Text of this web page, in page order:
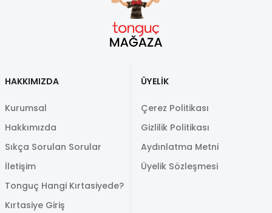
HAKKIMIZDA
Kurumsal
Hakkımızda
Sıkça Sorulan Sorular
İletişim
Tonguç Hangi Kırtasiyede?
Kırtasiye Giriş
ÜYELİK
Çerez Politikası
Gizlilik Politikası
Aydınlatma Metni
Üyelik Sözleşmesi